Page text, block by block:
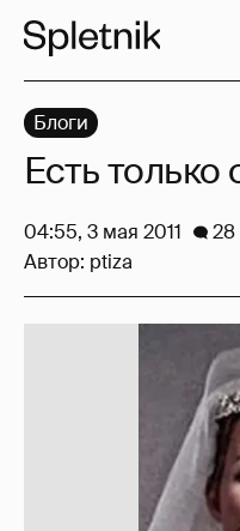
Блоги
Есть только
04:55, 3 мая 2011
28
Автор: ptiza